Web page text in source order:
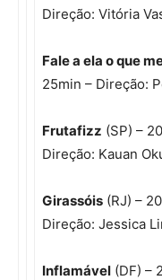
Direção: Vitória
Fale a ela o que
25min – Direção:
Frutafizz (SP) –
Direção: Kauan
Girassóis (RJ) –
Direção: Jessica
Inflamável (DF) –